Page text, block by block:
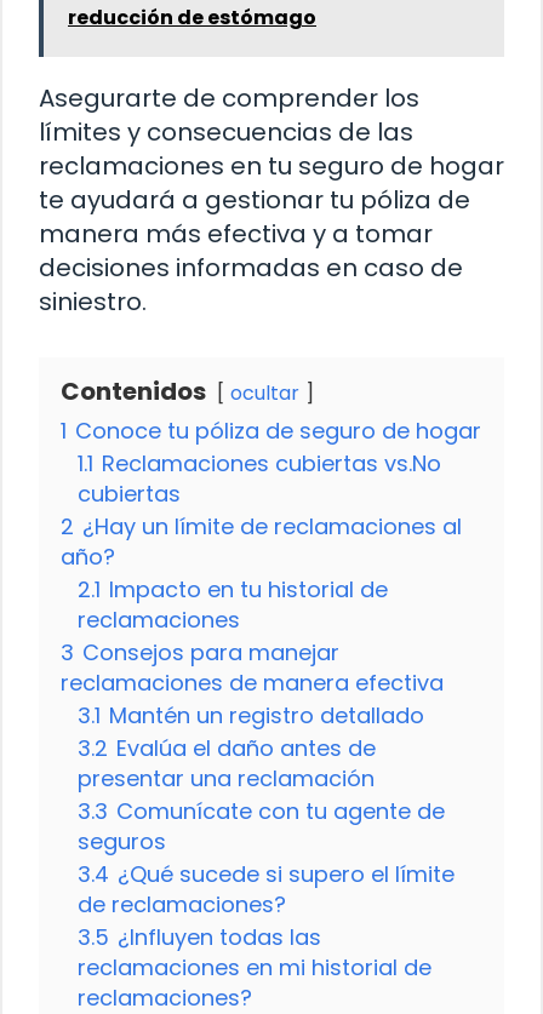
reducción de estómago
Asegurarte de comprender los
límites y consecuencias de las
reclamaciones en tu seguro de hogar
te ayudará a gestionar tu póliza de
manera más efectiva y a tomar
decisiones informadas en caso de
siniestro.
Contenidos ocultar
1 Conoce tu póliza de seguro de hogar
1.1 Reclamaciones cubiertas vs.No
cubiertas
2 ¿Hay un límite de reclamaciones al
año?
2.1 Impacto en tu historial de
reclamaciones
3 Consejos para manejar
reclamaciones de manera efectiva
3.1 Mantén un registro detallado
3.2 Evalúa el daño antes de
presentar una reclamación
3.3 Comunícate con tu agente de
seguros
3.4 ¿Qué sucede si supero el límite
de reclamaciones?
3.5 ¿Influyen todas las
reclamaciones en mi historial de
reclamaciones?